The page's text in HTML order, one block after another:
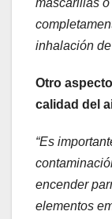
inhalación
Otro
calidad del
“Es
encender
elementos